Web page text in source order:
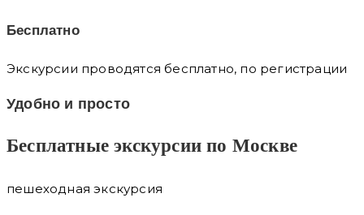
Бесплатно
Экскурсии проводятся бесплатно, по регистрации
Удобно и просто
Бесплатные экскурсии по Москве
пешеходная экскурсия